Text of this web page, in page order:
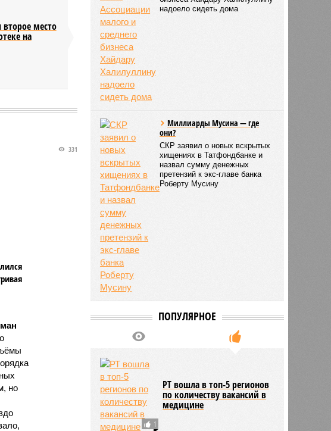
второе место
на
331
но
надоело сидеть дома
Миллиарды Мусина — где
они?
СКР заявил о новых вскрытых
хищениях в Татфондбанке и
назвал сумму денежных
претензий к экс-главе банка
Роберту Мусину
ПОПУЛЯРНОЕ
1
РТ вошла в топ-5 регионов
по количеству вакансий в
медицине